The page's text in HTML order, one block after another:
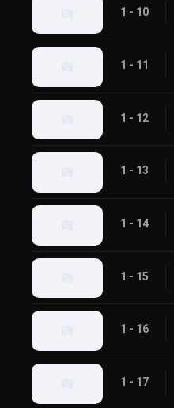
1 - 10
1 - 11
1 - 12
1 - 13
1 - 14
1 - 15
1 - 16
1 - 17